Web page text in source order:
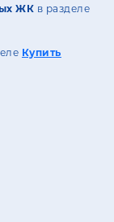
ЖК в разделе
Купить